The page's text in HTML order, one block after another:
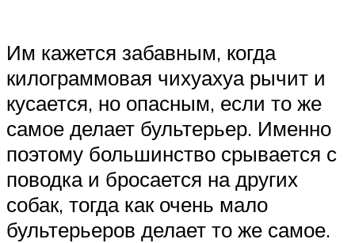
Им кажется забавным, когда
килограммовая чихуахуа рычит и
кусается, но опасным, если то же
самое делает бультерьер. Именно
поэтому большинство срывается с
поводка и бросается на других
собак, тогда как очень мало
бультерьеров делает то же самое.